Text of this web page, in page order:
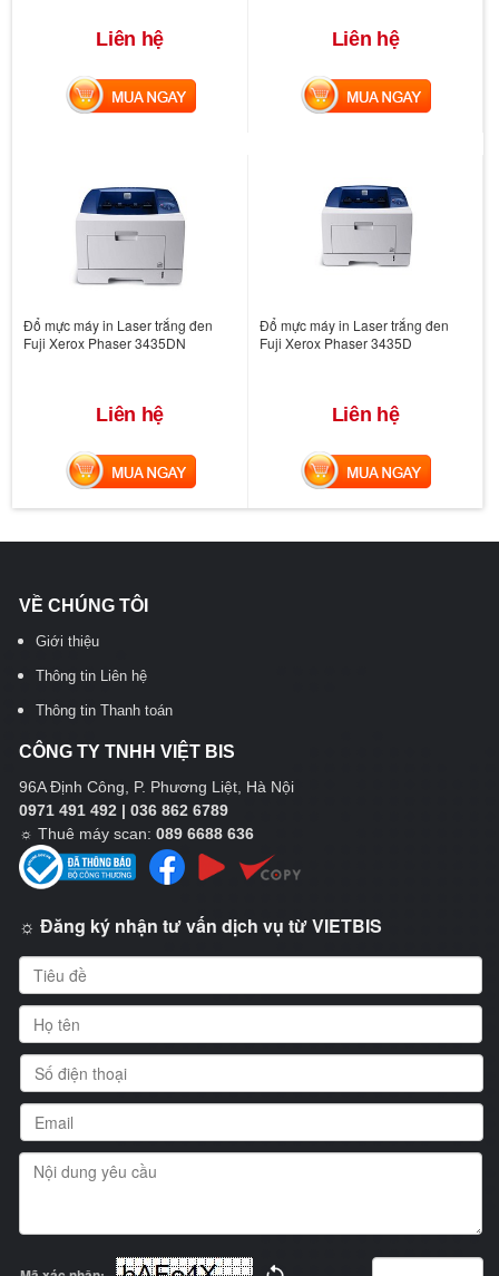
Liên hệ
MUA NGAY
Liên hệ
MUA NGAY
Đổ mực máy in Laser trắng đen
Fuji Xerox Phaser 3435DN
Liên hệ
MUA NGAY
Đổ mực máy in Laser trắng đen
Fuji Xerox Phaser 3435D
Liên hệ
MUA NGAY
VỀ CHÚNG TÔI
Giới thiệu
Thông tin Liên hệ
Thông tin Thanh toán
CÔNG TY TNHH VIỆT BIS
96A Định Công, P. Phương Liệt, Hà Nội
0971 491 492 | 036 862 6789
☼ Thuê máy scan: 089 6688 636
☼ Đăng ký nhận tư vấn dịch vụ từ VIETBIS